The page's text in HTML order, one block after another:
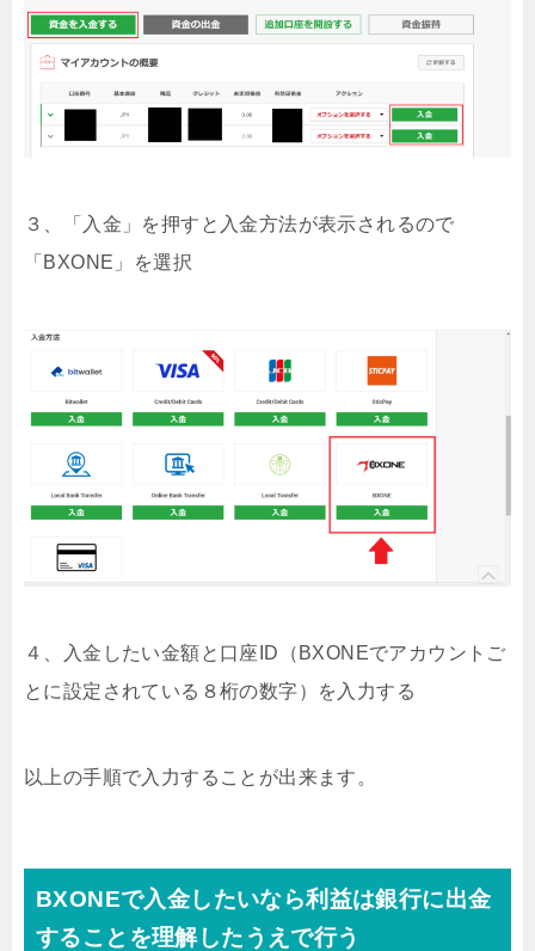
３、「入金」を押すと入金方法が表示されるので
「BXONE」を選択
４、入金したい金額と口座ID（BXONEでアカウントご
とに設定されている８桁の数字）を入力する
以上の手順で入力することが出来ます。
BXONEで入金したいなら利益は銀行に出金
することを理解したうえで行う